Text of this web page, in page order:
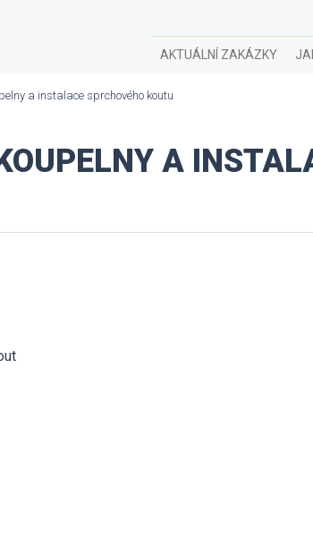
AKTUÁLNÍ ZAKÁZKY
a instalace sprchového koutu
A